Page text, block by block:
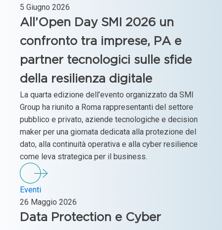
5 Giugno 2026
All’Open Day SMI 2026 un
confronto tra imprese, PA e
partner tecnologici sulle sfide
della resilienza digitale
La quarta edizione dell’evento organizzato da SMI
Group ha riunito a Roma rappresentanti del settore
pubblico e privato, aziende tecnologiche e decision
maker per una giornata dedicata alla protezione del
dato, alla continuità operativa e alla cyber resilience
come leva strategica per il business.
Eventi
26 Maggio 2026
Data Protection e Cyber